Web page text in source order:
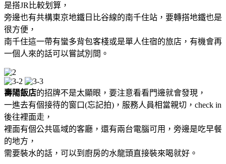
是搭JR比較划算，
旁邊也有共構東京地鐵日比谷線的南千住站，要轉搭地鐵也是
很方便，
南千住這一帶有蠻多背包客棧或是單人住宿的旅店，有機會再
一個人來的話可以嘗試別間。
壽陽飯店的招牌不是太顯眼，要注意看看門邊就會發現，
一進去有個接待的窗口(忘記拍)，服務人員相當親切，check in
後往裡面走，
裡面有個公共區域的客廳，還有兩台電腦可用，旁邊是吃早餐
的地方，
需要裝水的話，可以到廚房的水龍頭直接裝來喝就好。